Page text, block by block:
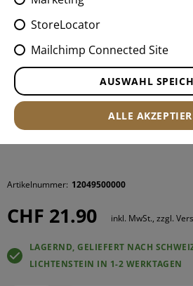
Artikelnummer: 12049500000
CHF 21.90 inkl. MwSt., zzgl.
LAGERND, GELIEFERT NACH
LICHTENSTEIN IN 1-2 WERKTAGEN
StoreLocator
Mailchimp Connected Site
AUSWAHL
ALLE